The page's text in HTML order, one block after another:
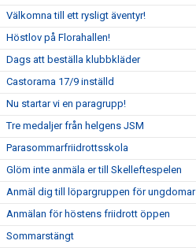
Välkomna till ett rysligt äventyr!
Höstlov på Florahallen!
Dags att beställa klubbkläder
Castorama 17/9 inställd
Nu startar vi en paragrupp!
Tre medaljer från helgens JSM
Parasommarfriidrottsskola
Glöm inte anmäla er till Skelleftespelen
Anmäl dig till löpargruppen för ungdomar
Anmälan för höstens friidrott öppen
Sommarstängt